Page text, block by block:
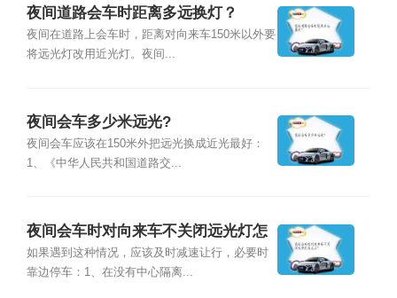
夜间道路会车时距离多远换灯？
夜间在道路上会车时，距离对向来车150米以外要
将远光灯改用近光灯。夜间...
夜间会车多少米远光?
夜间会车应该在150米外把远光换成近光最好：
1、《中华人民共和国道路交...
夜间会车时对向来车不关闭远光灯怎
么办?
如果遇到这种情况，应该及时减速让行，必要时
靠边停车：1、在没有中心隔离...